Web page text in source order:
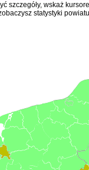
szczegóły, wskaż
statystyki